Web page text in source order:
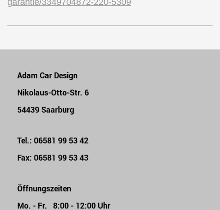
Adam Car Design
Nikolaus-Otto-Str. 6
54439 Saarburg
Tel.: 06581 99 53 42
Fax: 06581 99 53 43
Öffnungszeiten
Mo. - Fr. 8:00 - 12:00 Uhr